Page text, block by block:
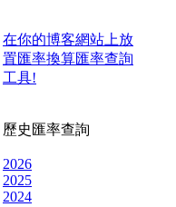
在你的博客網站上放
置匯率換算匯率查詢
工具!
歷史匯率查詢
2026
2025
2024